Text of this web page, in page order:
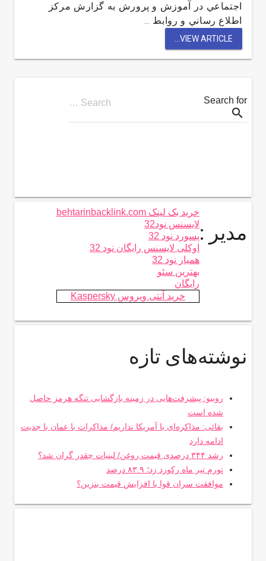
اجتماعي در آموزش و پرورش به گزارش مركز
اطلاع رساني و روابط …
VIEW ARTICLE...
Search for
Search …
search
مدیر :
خرید بک لینک behtarinbacklink.com
لایسنس نود32
پسورد نود 32
اوکلی لایسنس رایگان نود 32
همیار نود 32
بهترین سئو
رایگان
خرید آنتی ویروس Kaspersky
نوشته‌های تازه
روبیو: پیشرفت‌هایی در زمینه بازگشایی تنگه هرمز حاصل
شده است
بقائی: مذاکره‌ای با آمریکا نداریم/ مذاکرات با عمان با جدیت
ادامه دارد
رشد ۳۴۴ درصدی قیمت روغن/ لبنیات چقدر گران شد؟
تورم تیر ماه رکورد زد؛ ۸۳.۹ درصد
موافقت سران قوا با افزایش قیمت بنزین؟